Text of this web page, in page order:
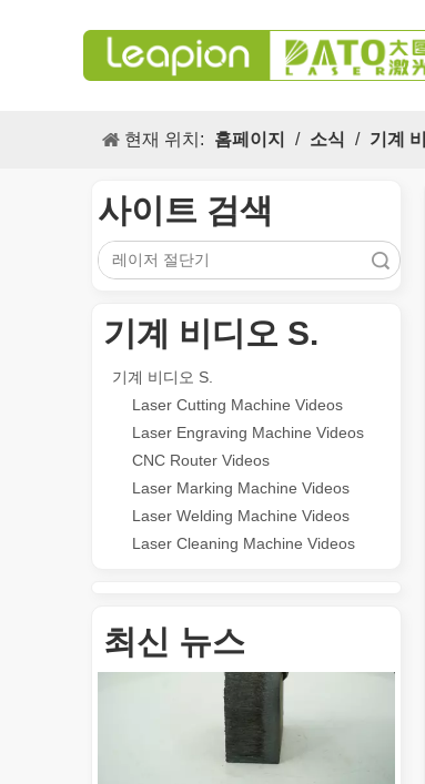
현재 위치: 홈페이지 / 소식 / 기계
사이트 검색
기계 비디오 S.
기계 비디오 S.
Laser Cutting Machine Videos
Laser Engraving Machine Videos
CNC Router Videos
Laser Marking Machine Videos
Laser Welding Machine Videos
Laser Cleaning Machine Videos
최신 뉴스
레이저 마킹 머신의 다목적 적용 s 및 뛰어난